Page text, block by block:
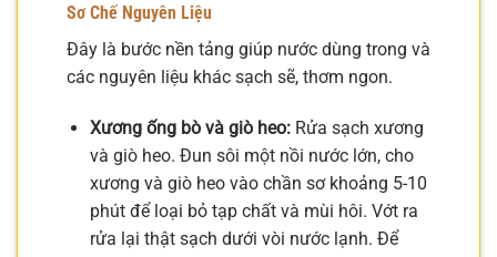
Sơ Chế Nguyên Liệu
Đây là bước nền tảng giúp nước dùng trong và
các nguyên liệu khác sạch sẽ, thơm ngon.
Xương ống bò và giò heo:Rửa sạch xương
và giò heo. Đun sôi một nồi nước lớn, cho
xương và giò heo vào chần sơ khoảng 5-10
phút để loại bỏ tạp chất và mùi hôi. Vớt ra
rửa lại thật sạch dưới vòi nước lạnh. Để